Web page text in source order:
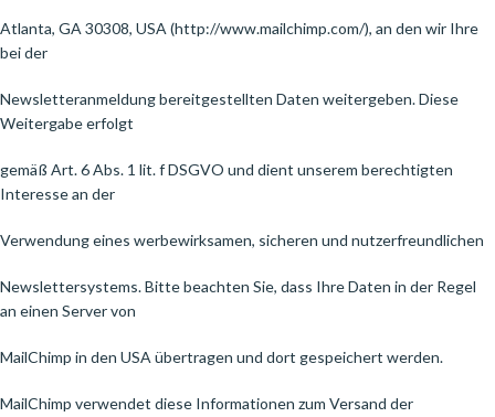
Atlanta, GA 30308, USA (http://www.mailchimp.com/), an den wir Ihre
bei der
Newsletteranmeldung bereitgestellten Daten weitergeben. Diese
Weitergabe erfolgt
gemäß Art. 6 Abs. 1 lit. f DSGVO und dient unserem berechtigten
Interesse an der
Verwendung eines werbewirksamen, sicheren und nutzerfreundlichen
Newslettersystems. Bitte beachten Sie, dass Ihre Daten in der Regel
an einen Server von
MailChimp in den USA übertragen und dort gespeichert werden.
MailChimp verwendet diese Informationen zum Versand der